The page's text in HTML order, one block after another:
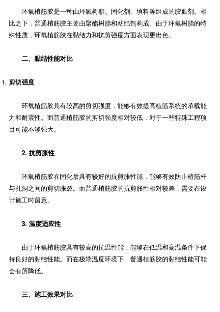
环氧植筋胶是一种由环氧树脂、固化剂、填料等组成的胶黏剂。相
比之下，普通植筋胶主要由聚酯树脂和粘结剂构成。由于环氧树脂的特
殊性质，环氧植筋胶在黏结力和抗剪强度方面表现更出色。
二、黏结性能对比
剪切强度
环氧植筋胶具有较高的剪切强度，能够有效提高植筋系统的承载能
力和耐震性。而普通植筋胶的剪切强度相对较低，对于一些特殊工程项
目可能不够强大。
2. 抗剪胀性
环氧植筋胶在固化后具有较好的抗剪胀性能，能够有效防止植筋杆
与孔洞之间的剪切胀裂。而普通植筋胶的抗剪胀性相对较差，需要在设
计施工时留意。
3. 温度适应性
由于环氧植筋胶具有较高的抗温性能，能够在低温和高温条件下保
持良好的黏结性能。而在极端温度环境下，普通植筋胶的黏结性能可能
会有所降低。
三、施工效果对比